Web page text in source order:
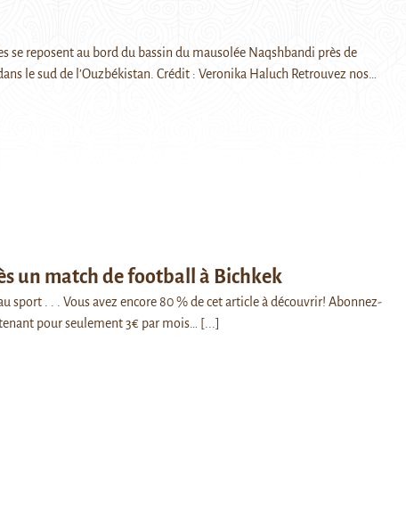
se reposent au bord du bassin du mausolée Naqshbandi près de
le sud de l’Ouzbékistan. Crédit : Veronika Haluch Retrouvez nos…
un match de football à Bichkek
sport . . . Vous avez encore 80 % de cet article à découvrir! Abonnez-
pour seulement 3€ par mois…
[...]